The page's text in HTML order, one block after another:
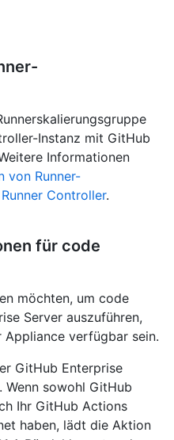
Instanz mit GitHub
Informationen
von Runner-
Controller.
für code
möchten, um code
Server auszuführen,
Appliance verfügbar sein.
GitHub Enterprise
Wenn sowohl GitHub
Ihr GitHub Actions
haben, lädt die Aktion